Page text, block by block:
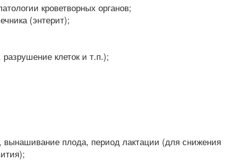
кроветворных органов;
(энтерит);
клеток и т.п.);
вынашивание плода, период лактации (для снижения